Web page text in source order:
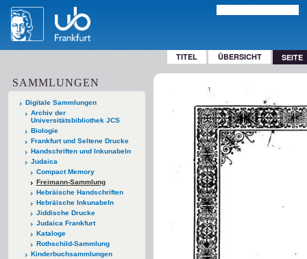
TITEL ÜBERSICHT SEITE
SAMMLUNGEN
Digitale Sammlungen
Archiv der
Universitätsbibliothek JCS
Biologie
Frankfurt und Seltene Drucke
Handschriften und Inkunabeln
Judaica
Compact Memory
Freimann-Sammlung
Hebräische Handschriften
Hebräische Inkunabeln
Jiddische Drucke
Judaica Frankfurt
Kataloge
Rothschild-Sammlung
Kinderbuchsammlungen